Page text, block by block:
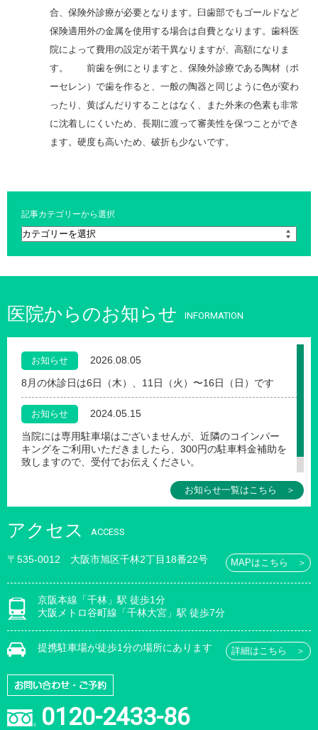
合、保険外診療が必要となります。臼歯部でもゴールドなど
保険適用外の金属を使用する場合は自費となります。歯科医
院によって費用の設定が若干異なりますが、高額になりま
す。 前歯を例にとりますと、保険外診療である陶材（ポ
ーセレン）で歯を作ると、一般の陶器と同じように色が変わ
ったり、黄ばんだりすることはなく、また外来の色素も非常
に沈着しにくいため、長期に渡って審美性を保つことができ
ます。硬度も高いため、破折も少ないです。
記事カテゴリーから選択
医院からのお知らせ INFORMATION
お知らせ
2026.08.05
8月の休診日は6日（木）、11日（火）〜16日（日）です
お知らせ
2024.05.15
当院には専用駐車場はございませんが、近隣のコインパー
キングをご利用いただきましたら、300円の駐車料金補助を
致しますので、受付でお伝えください。
お知らせ一覧はこちら ＞
アクセス ACCESS
〒535-0012 大阪市旭区千林2丁目18番22号 MAPはこちら ＞
京阪本線「千林」駅 徒歩1分
大阪メトロ谷町線「千林大宮」駅 徒歩7分
提携駐車場が徒歩1分の場所にあります 詳細はこちら ＞
0120-2433-86